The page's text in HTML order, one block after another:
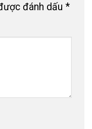
đánh dấu *